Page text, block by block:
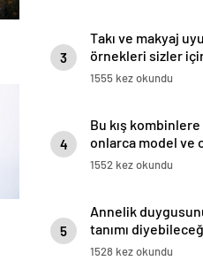
3
Takı ve makyaj
örnekleri sizler
1555 kez okundu
4
Bu kış kombinlere
onlarca model ve
1552 kez okundu
5
Annelik
tanımı
1528 kez okundu